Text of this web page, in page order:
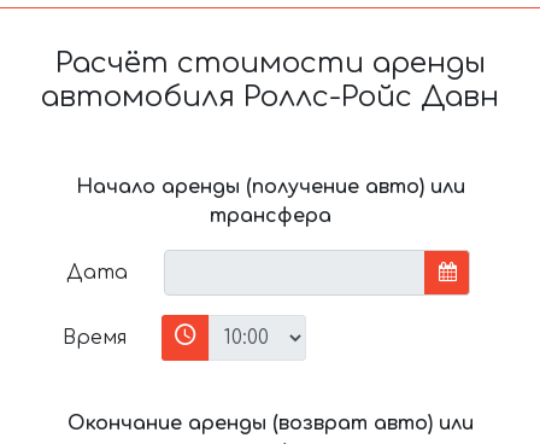
Расчёт стоимости аренды
автомобиля Роллс-Ройс Давн
Начало аренды (получение авто) или
трансфера
Дата
Время
Окончание аренды (возврат авто) или